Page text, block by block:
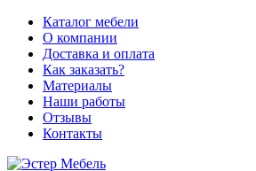
Каталог мебели
О компании
Доставка и оплата
Как заказать?
Материалы
Наши работы
Отзывы
Контакты